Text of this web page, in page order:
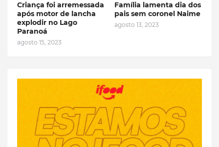
Criança foi arremessada
após motor de lancha
explodir no Lago
Paranoá
agosto 15, 2023
Família lamenta dia dos
pais sem coronel Naime
agosto 13, 2023